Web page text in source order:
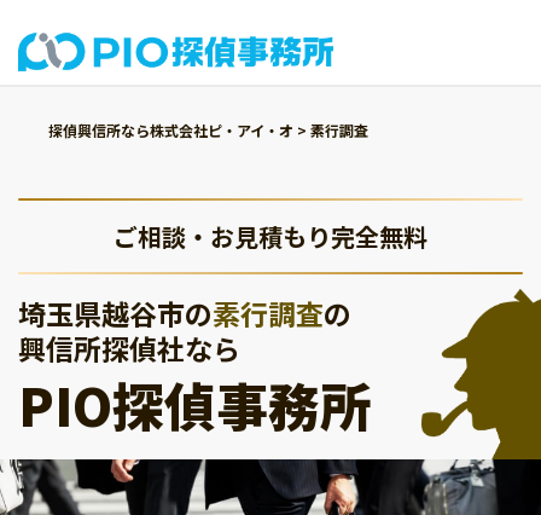
探偵興信所なら株式会社ピ・アイ・オ > 素行調査
ご相談・お見積もり完全無料
埼玉県越谷市の素行調査の
興信所探偵社なら
PIO探偵事務所